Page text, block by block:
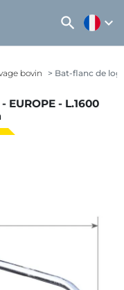
search expand_more
bovin Bat-flanc de
- L.1600